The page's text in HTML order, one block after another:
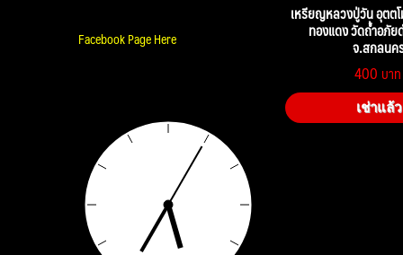
เหรียญหลวงปู่วัน อุตต
ทองแดง วัดถ้ำอภัย
จ.สกลนค
400
เช่าแล้ว
Facebook Page Here